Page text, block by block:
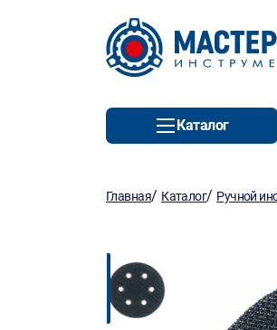
Каталог
Главная/ Каталог/ Ручной